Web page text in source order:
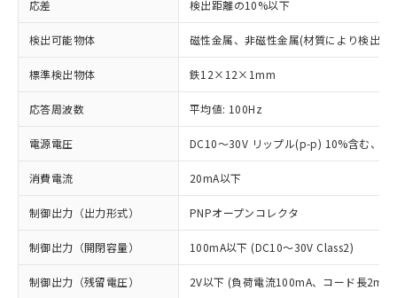
応差 検出距離の10%以下
検出可能物体 磁性金属、非磁性金属(材質により検出距
標準検出物体 鉄12×12×1mm
応答周波数 平均値: 100Hz
電源電圧 DC10～30V リップル(p-p) 10%含む、
消費電流 20mA以下
制御出力（出力形式） PNPオープンコレクタ
制御出力（開閉容量） 100mA以下 (DC10～30V Class2)
制御出力（残留電圧） 2V以下 (負荷電流100mA、コード長2m時